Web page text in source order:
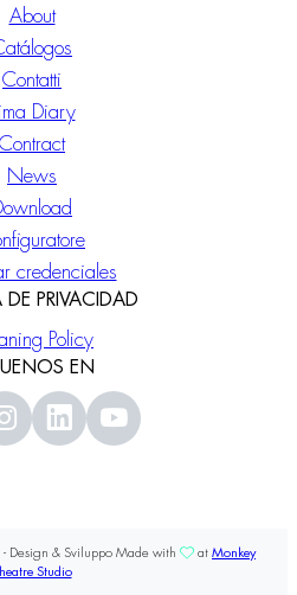
About
Contatti
Diary
Contract
News
Download
credenciales
DE PRIVACIDAD
Policy
EN
- Design & Sviluppo Made with at Monkey
Studio